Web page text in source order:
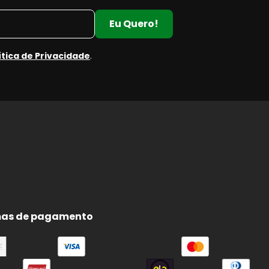
Eu Quero!
de Privacidade.
de pagamento